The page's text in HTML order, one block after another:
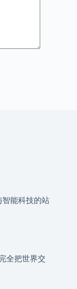
智能科技的站
全把世界交